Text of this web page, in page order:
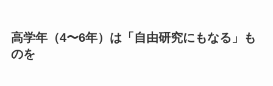
高学年（4〜6年）は「自由研究にもなる」も
のを